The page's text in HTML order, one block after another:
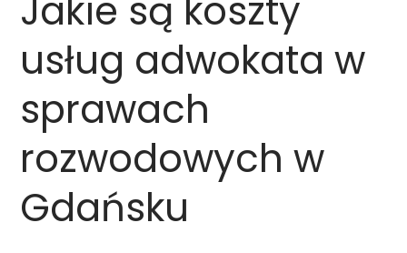
Jakie są koszty
usług adwokata w
sprawach
rozwodowych w
Gdańsku